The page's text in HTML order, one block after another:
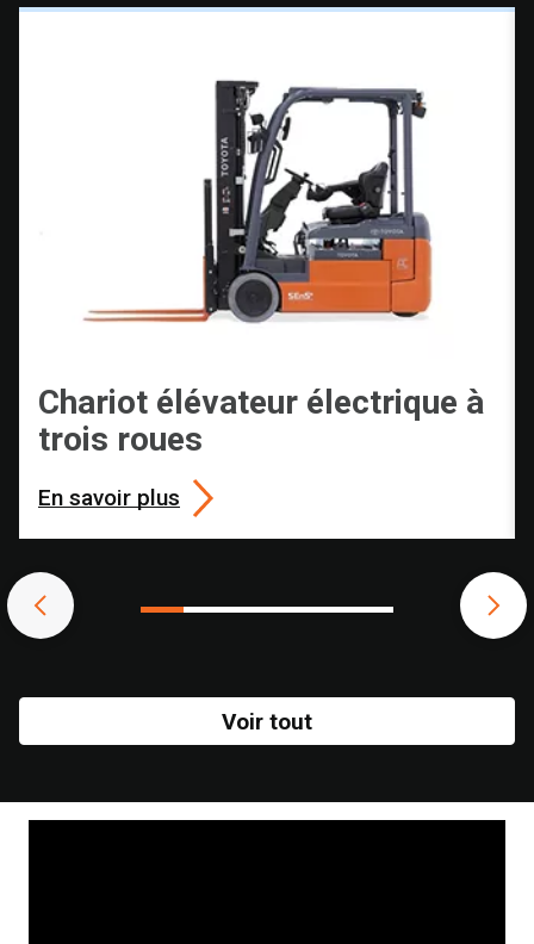
Chariot élévateur électrique à
trois roues
En savoir plus
Voir tout